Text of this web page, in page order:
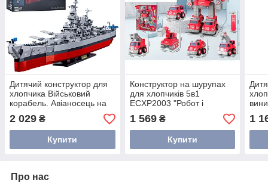
Дитячий конструктор для
хлопчика Військовий
корабель. Авіаносець на
1739 деталей
2 029 ₴
Купити
Конструктор на шурупах
для хлопчиків 5в1
ECXP2003 "Робот і
транспорт" 91 деталь
1 569₴
Купити
1
Про нас